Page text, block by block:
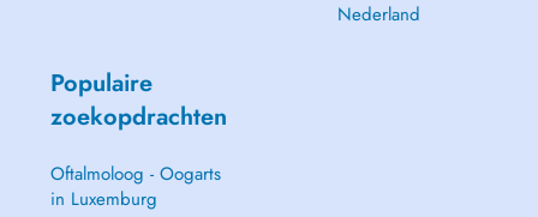
Nederland
Populaire
zoekopdrachten
Oftalmoloog - Oogarts
in Luxemburg